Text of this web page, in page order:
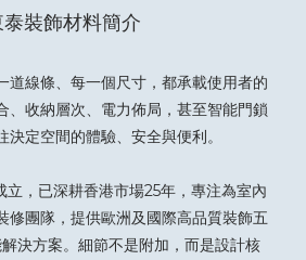
泰裝飾材料簡介
道線條、每一個尺寸，都承載使用者的
、收納層次、電力佈局，甚至智能門鎖
決定空間的體驗、安全與便利。
，已深耕香港市場25年，專注為室內
修團隊，提供歐洲及國際高品質裝飾五
決方案。細節不是附加，而是設計核